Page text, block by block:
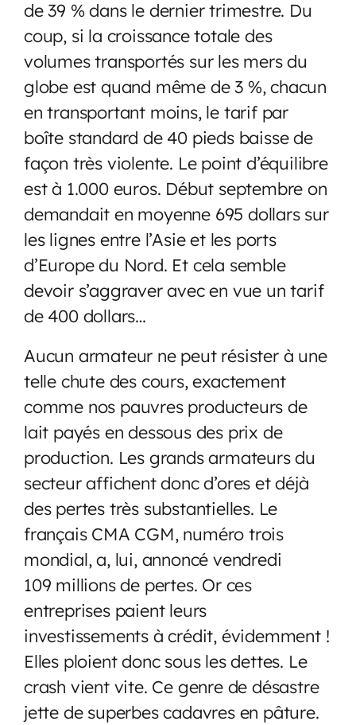
de 39 % dans le dernier trimestre. Du
coup, si la croissance totale des
volumes transportés sur les mers du
globe est quand même de 3 %, chacun
en transportant moins, le tarif par
boîte standard de 40 pieds baisse de
façon très violente. Le point d’équilibre
est à 1.000 euros. Début septembre on
demandait en moyenne 695 dollars sur
les lignes entre l’Asie et les ports
d’Europe du Nord. Et cela semble
devoir s’aggraver avec en vue un tarif
de 400 dollars…
Aucun armateur ne peut résister à une
telle chute des cours, exactement
comme nos pauvres producteurs de
lait payés en dessous des prix de
production. Les grands armateurs du
secteur affichent donc d’ores et déjà
des pertes très substantielles. Le
français CMA CGM, numéro trois
mondial, a, lui, annoncé vendredi
109 millions de pertes. Or ces
entreprises paient leurs
investissements à crédit, évidemment !
Elles ploient donc sous les dettes. Le
crash vient vite. Ce genre de désastre
jette de superbes cadavres en pâture.